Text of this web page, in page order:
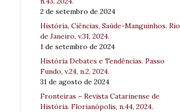
2 de setembro de 2024
História, Ciências, Saúde-Manguinhos. Rio
de Janeiro, v.31, 2024.
1 de setembro de 2024
História Debates e Tendências. Passo
Fundo, v.24, n.2, 2024.
31 de agosto de 2024
Fronteiras – Revista Catarinense de
História. Florianópolis, n.44, 2024.